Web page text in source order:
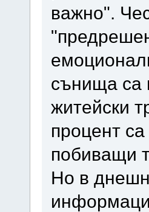
важно".
сънища са
житейски
процент
побиващи
Но в